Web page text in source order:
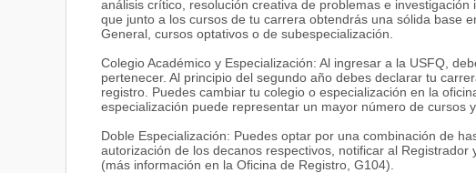
análisis crítico, resolución creativa de problemas e
que junto a los cursos de tu carrera obtendrás una sólida base
General, cursos optativos o de subespecialización.
Colegio Académico y Especialización: Al ingresar a la USFQ,
pertenecer. Al principio del segundo año debes declarar tu
registro. Puedes cambiar tu colegio o especialización en la
especialización puede representar un mayor número de cursos
Doble Especialización: Puedes optar por una combinación de
autorización de los decanos respectivos, notificar al
(más información en la Oficina de Registro, G104).